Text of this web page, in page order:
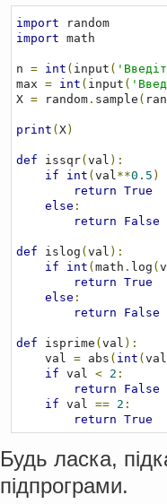
import
random
import math
n = int ( input (
max = int ( input (
X = random. sample (
print ( X)
def issqr( val ):
if
int ( val**0.5 )
return True
else :
return
False
def islog ( val ):
if
int ( math . log (
return True
else :
return
False
def isprime ( val ):
    val
= abs ( int ( val
if val < 2 :
return
False
if val == 2 :
return True
if not val & 1:
False
for x in range(3,
if val
return
Будь ласка,
підпрограми.